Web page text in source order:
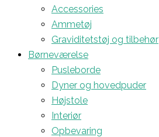
Accessories
Ammetøj
Graviditetstøj og tilbehør
Børneværelse
Pusleborde
Dyner og hovedpuder
Højstole
Interiør
Opbevaring